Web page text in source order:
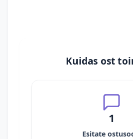
Kuidas ost
1
Esitate